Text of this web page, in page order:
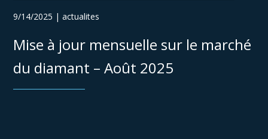
9/14/2025 | actualites
Mise à jour mensuelle sur le marché
du diamant – Août 2025